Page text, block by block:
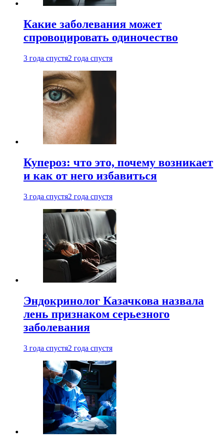
Какие заболевания может
спровоцировать одиночество
3 года спустя2 года спустя
Купероз: что это, почему возникает
и как от него избавиться
3 года спустя2 года спустя
Эндокринолог Казачкова назвала
лень признаком серьезного
заболевания
3 года спустя2 года спустя